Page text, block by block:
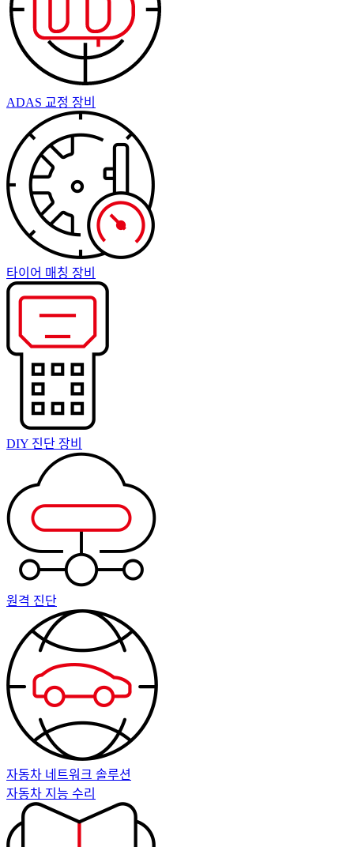
ADAS 교정 장비
타이어 매칭 장비
DIY 진단 장비
원격 진단
자동차 네트워크 솔루션
자동차 지능 수리